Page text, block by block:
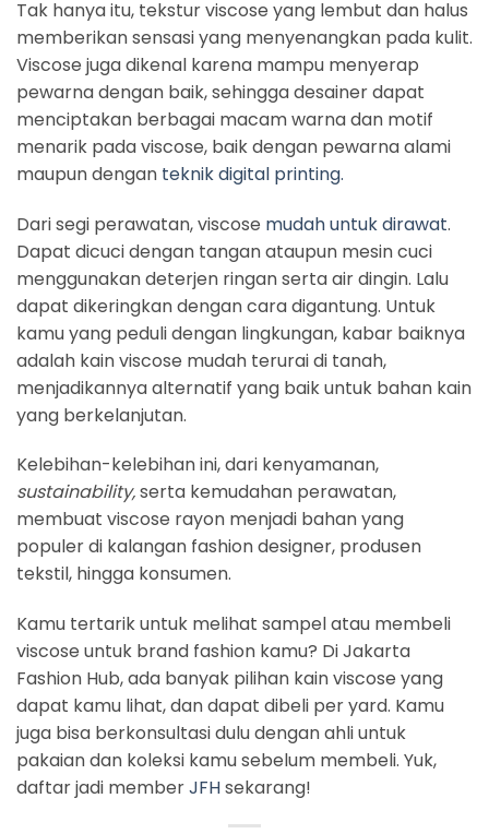
Tak hanya itu, tekstur viscose yang lembut dan halus
memberikan sensasi yang menyenangkan pada kulit.
Viscose juga dikenal karena mampu menyerap
pewarna dengan baik, sehingga desainer dapat
menciptakan berbagai macam warna dan motif
menarik pada viscose, baik dengan pewarna alami
maupun dengan teknik digital printing.
Dari segi perawatan, viscose mudah untuk dirawat.
Dapat dicuci dengan tangan ataupun mesin cuci
menggunakan deterjen ringan serta air dingin. Lalu
dapat dikeringkan dengan cara digantung. Untuk
kamu yang peduli dengan lingkungan, kabar baiknya
adalah kain viscose mudah terurai di tanah,
menjadikannya alternatif yang baik untuk bahan kain
yang berkelanjutan.
Kelebihan-kelebihan ini, dari kenyamanan,
sustainability,serta kemudahan perawatan,
membuat viscose rayon menjadi bahan yang
populer di kalangan fashion designer, produsen
tekstil, hingga konsumen.
Kamu tertarik untuk melihat sampel atau membeli
viscose untuk brand fashion kamu? Di Jakarta
Fashion Hub, ada banyak pilihan kain viscose yang
dapat kamu lihat, dan dapat dibeli per yard. Kamu
juga bisa berkonsultasi dulu dengan ahli untuk
pakaian dan koleksi kamu sebelum membeli. Yuk,
daftar jadi memberJFHsekarang!